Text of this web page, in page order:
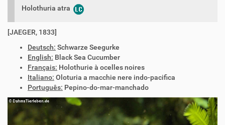
Holothuria atra
[JAEGER, 1833]
Deutsch: Schwarze Seegurke
English: Black Sea Cucumber
Français: Holothurie à ocelles noires
Italiano: Oloturia a macchie nere indo-pacifica
Português: Pepino-do-mar-manchado